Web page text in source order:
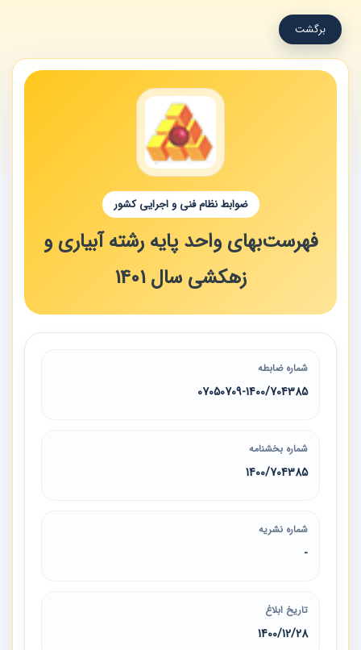
برگشت
ضوابط نظام فنی و اجرایی کشور
فهرست‌بهای واحد پایه رشته آبیاری و
زهکشی سال 1401
شماره ضابطه
07050709-1400/704385
شماره بخشنامه
1400/704385
شماره نشریه
-
تاریخ ابلاغ
1400/12/28